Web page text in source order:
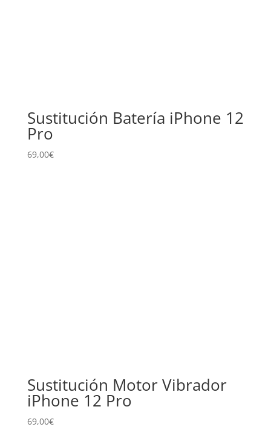
Sustitución Batería iPhone 12
Pro
69,00€
Sustitución Motor Vibrador
iPhone 12 Pro
69,00€